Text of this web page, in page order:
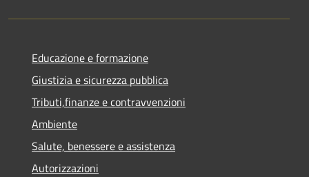
Educazione e formazione
Giustizia e sicurezza pubblica
Tributi,finanze e contravvenzioni
Ambiente
Salute, benessere e assistenza
Autorizzazioni